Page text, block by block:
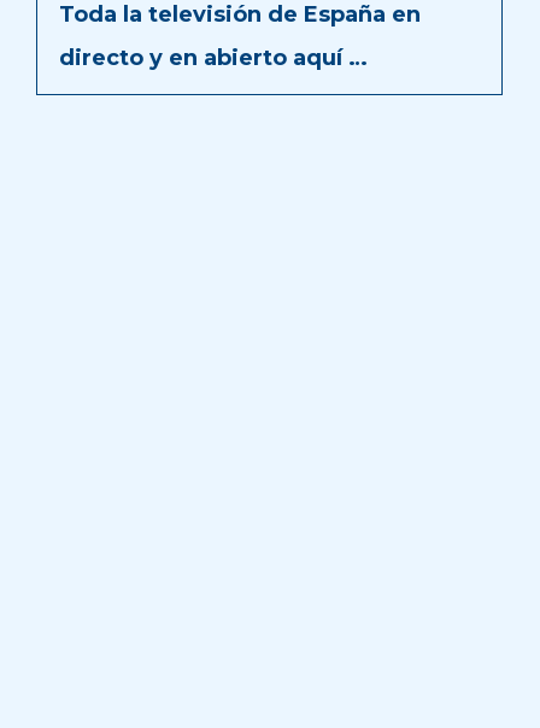
Toda la televisión de España en
directo y en abierto aquí …